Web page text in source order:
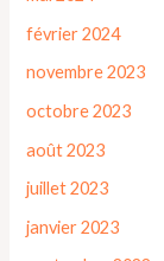
février 2024
novembre 2023
octobre 2023
août 2023
juillet 2023
janvier 2023